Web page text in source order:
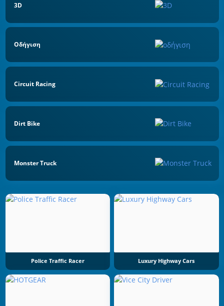
3D
Οδήγιση
Circuit Racing
Dirt Bike
Monster Truck
Police Traffic Racer Luxury Highway Cars